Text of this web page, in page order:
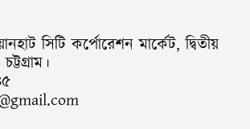
সিটি কর্পোরেশন মার্কেট, দ্বিতীয়